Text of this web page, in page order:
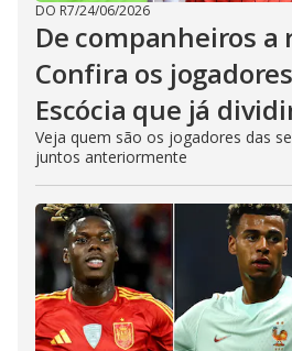
DO R7/24/06/2026
De companheiros a
Confira os
Escócia que já
Veja quem são os jogadores das
juntos anteriormente